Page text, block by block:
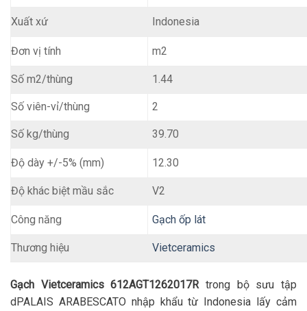
Xuất xứ Indonesia
Đơn vị tính m2
Số m2/thùng 1.44
Số viên-vỉ/thùng 2
Số kg/thùng 39.70
Độ dày +/-5% (mm) 12.30
Độ khác biệt mầu sắc V2
Công năng Gạch ốp lát
Thương hiệu Vietceramics
Gạch Vietceramics 612AGT1262017Rtrong bộ sưu tập
dPALAIS ARABESCATO nhập khẩu từ Indonesia lấy cảm